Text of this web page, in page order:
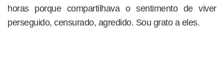
horas porque compartilhava o sentimento de viver
perseguido, censurado, agredido. Sou grato a eles.